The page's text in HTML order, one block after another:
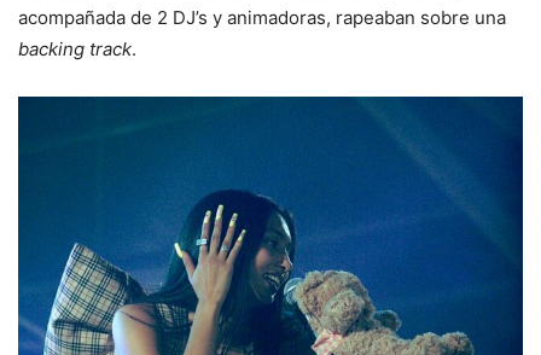
acompañada de 2 DJ’s y animadoras, rapeaban sobre una
backing track.